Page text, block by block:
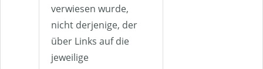
verwiesen wurde,
nicht derjenige, der
über Links auf die
jeweilige